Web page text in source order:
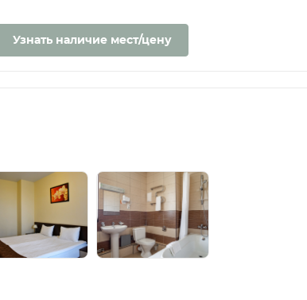
Узнать наличие мест/цену